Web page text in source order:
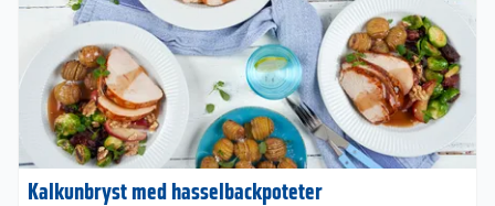
Kalkunbryst med hasselbackpoteter